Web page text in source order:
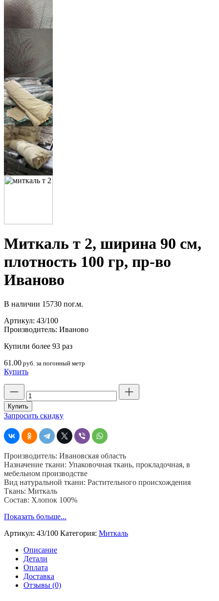
Миткаль т 2, ширина 90 см,
плотность 100 гр, пр-во
Иваново
В наличии 15730 пог.м.
Артикул: 43/100
Производитель: Иваново
Купили более 93 раз
61.00 руб. за погонный метр
Купить
товара
Миткаль
т
ширина
90
плотность
100
гр,
пр-
во
Иваново
Купить
Запросить скидку
Производитель: Ивановская область
Назначение ткани: Упаковочная ткань, прокладочная, в
мебельном производстве
Вид натуральной ткани: Растительного происхождения
Ткань: Миткаль
Состав: Хлопок 100%
Показать больше...
Артикул: 43/100 Категория: Миткаль
Описание
Детали
Оплата
Доставка
Отзывы (0)